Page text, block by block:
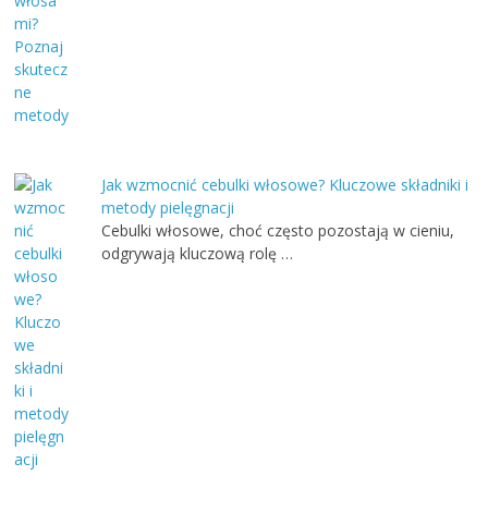
Jak wzmocnić cebulki włosowe? Kluczowe składniki i
metody pielęgnacji
Cebulki włosowe, choć często pozostają w cieniu,
odgrywają kluczową rolę …